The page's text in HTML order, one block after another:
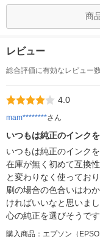
商
レビュー
総合評価に有効なレビュー
4.0
mam********さん
いつもは純正のインク
いつもは純正のインク
在庫が無く初めて互換
と変わりなく使ってお
刷の場合の色合いはわ
ければいいなと思いま
心の純正を選びそうです
購入商品：エプソン（